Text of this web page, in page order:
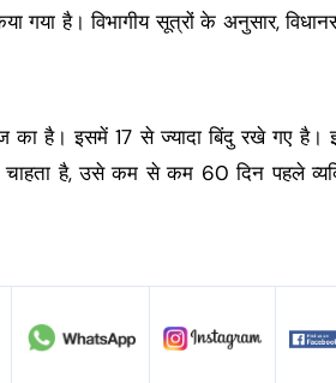
गया है। विभागीय सूत्रों के अनुसार,
का है। इसमें 17 से ज्यादा बिंदु रखे गए है।
चाहता है, उसे कम से कम 60 दिन पहले